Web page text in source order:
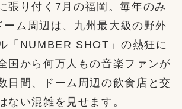
張り付く7月の福岡。毎年のみ
ム周辺は、九州最大級の野外
「NUMBER SHOT」の熱狂に
国から何万人もの音楽ファンが
日間、ドーム周辺の飲食店と交
ない混雑を見せます。